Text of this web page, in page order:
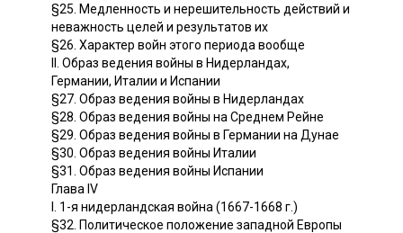
§25. Медленность и нерешительность действий и
неважность целей и результатов их
§26. Характер войн этого периода вообще
II. Образ ведения войны в Нидерландах,
Германии, Италии и Испании
§27. Образ ведения войны в Нидерландах
§28. Образ ведения войны на Среднем Рейне
§29. Образ ведения войны в Германии на Дунае
§30. Образ ведения войны Италии
§31. Образ ведения войны Испании
Глава IV
I. 1-я нидерландская война (1667-1668 г.)
§32. Политическое положение западной Европы